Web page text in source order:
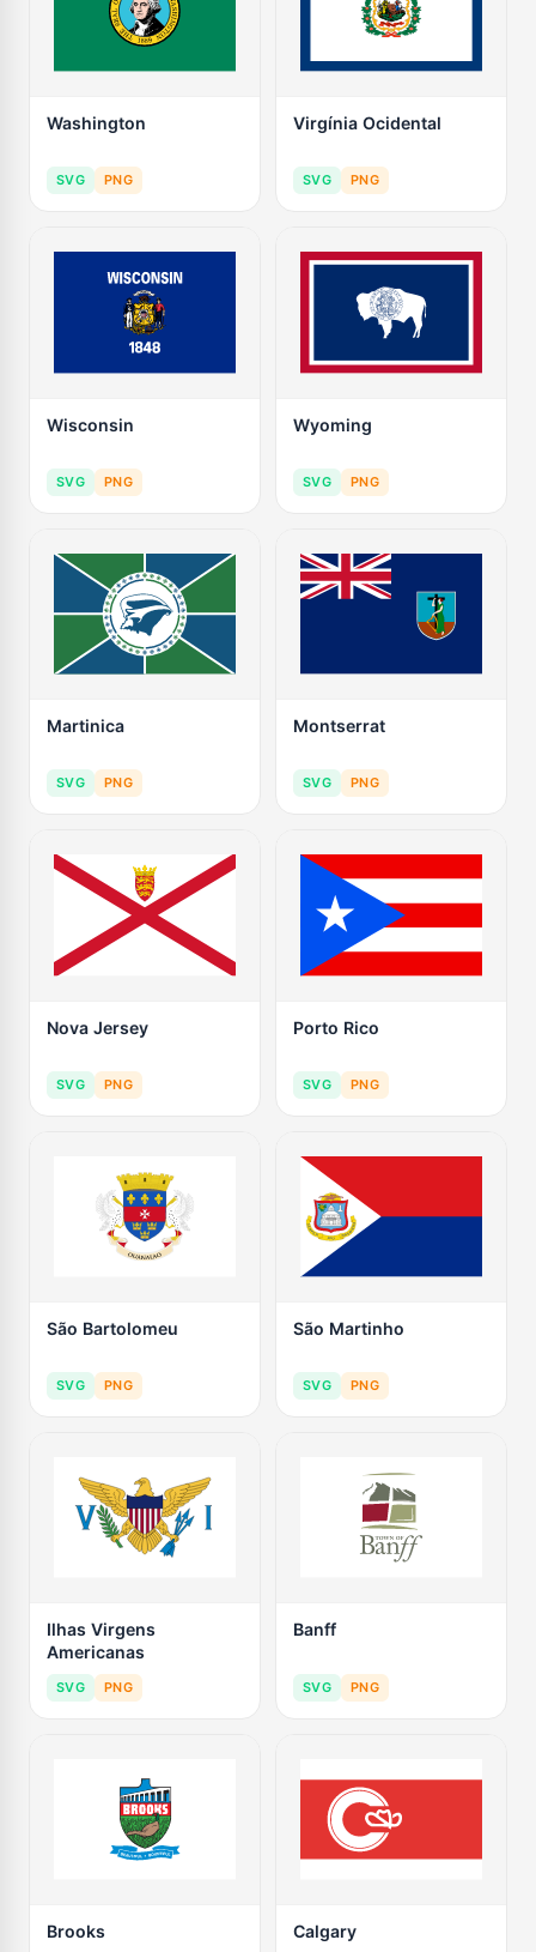
Washington
SVG PNG
Virgínia Ocidental
SVG PNG
Wisconsin
SVG PNG
Wyoming
SVG PNG
Martinica
SVG PNG
Montserrat
SVG PNG
Nova Jersey
SVG PNG
Porto Rico
SVG PNG
São Bartolomeu
SVG PNG
São Martinho
SVG PNG
Ilhas Virgens
Americanas
SVG PNG
Banff
SVG PNG
Brooks Calgary